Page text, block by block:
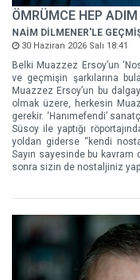
ÖMRÜMCE HEP
NAİM DİLMENER'LE
30 Haziran 2026 Salı 18:41
Belki Muazzez Ersoy’un
ve geçmişin şarkılarına
Muazzez Ersoy’un bu
olmak üzere, herkesin
gerekir. ‘Hanımefendi’
Süsoy ile yaptığı
yoldan giderse “kendi
Sayın sayesinde bu kavram
sonra sizin de nostaljiniz